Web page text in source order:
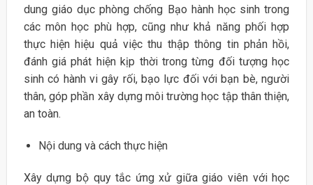
dung giáo dục phòng chống Bạo hành học sinh trong
các môn học phù hợp, cũng như khả năng phối hợp
thực hiện hiệu quả việc thu thập thông tin phản hồi,
đánh giá phát hiện kịp thời trong từng đối tượng học
sinh có hành vi gây rối, bạo lực đối với bạn bè, người
thân, góp phần xây dựng môi trường học tập thân thiện,
an toàn.
Nội dung và cách thực hiện
Xây dựng bộ quy tắc ứng xử giữa giáo viên với học